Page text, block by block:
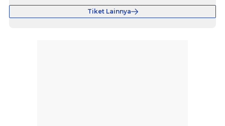
Tiket Lainnya